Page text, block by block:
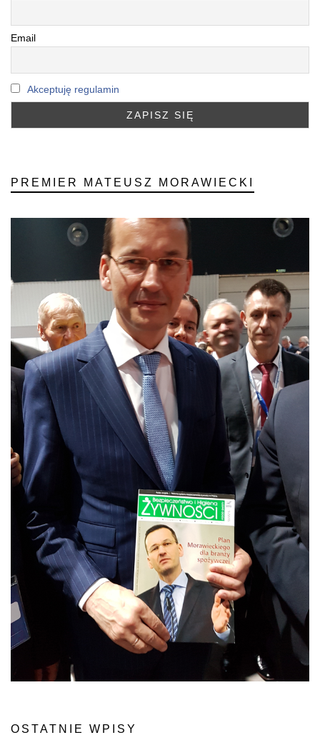
Email
Akceptuję regulamin
PREMIER MATEUSZ MORAWIECKI
OSTATNIE WPISY